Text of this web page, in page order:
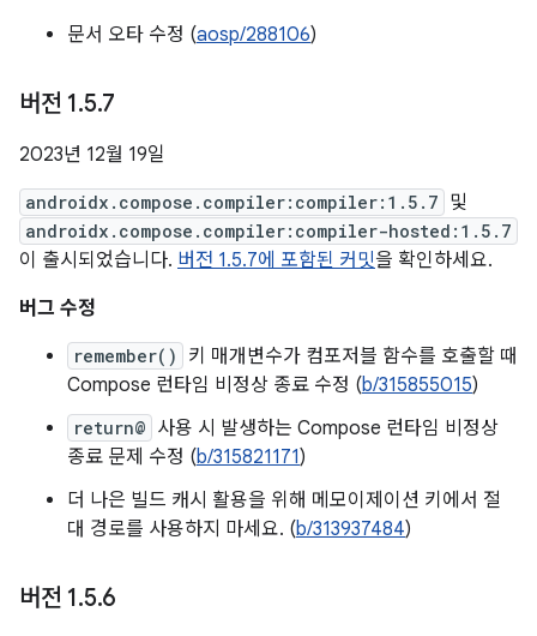
문서 오타 수정 (aosp/288106)
버전 1.5.7
2023년 12월 19일
androidx.compose.compiler:compiler:1.5.7 및
androidx.compose.compiler:compiler-hosted:1.5.7
이 출시되었습니다. 버전 1.5.7에 포함된 커밋을 확인하세요.
버그 수정
remember()
키 매개변수가 컴포저블 함수를 호출할 때
Compose 런타임 비정상 종료 수정 (b/315855015)
return@ 사용 시 발생하는 Compose 런타임 비정상
종료 문제 수정 (b/315821171)
더 나은 빌드 캐시 활용을 위해 메모이제이션 키에서 절
대 경로를 사용하지 마세요. (b/313937484)
버전 1.5.6